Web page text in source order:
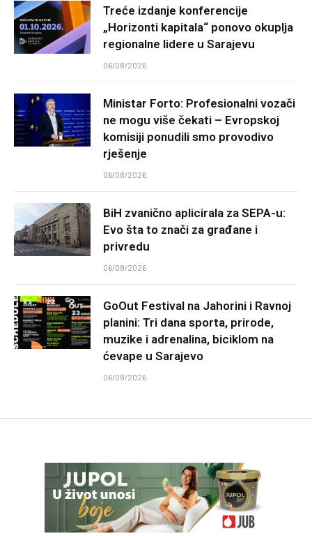
Treće izdanje konferencije
„Horizonti kapitala“ ponovo okuplja
regionalne lidere u Sarajevu
06/08/2026
Ministar Forto: Profesionalni vozači
ne mogu više čekati – Evropskoj
komisiji ponudili smo provodivo
rješenje
06/08/2026
BiH zvanično aplicirala za SEPA-u:
Evo šta to znači za građane i
privredu
06/08/2026
GoOut Festival na Jahorini i Ravnoj
planini: Tri dana sporta, prirode,
muzike i adrenalina, biciklom na
ćevape u Sarajevo
06/08/2026